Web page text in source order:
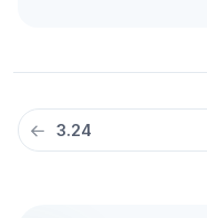
3.24